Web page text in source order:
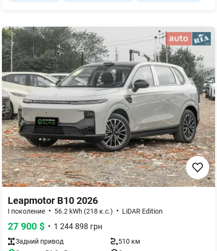
Leapmotor B10 2026
I поколение • 56.2 kWh (218 к.с.) • LiDAR Edition
27 900 $ • 1 244 898 грн
Задний привод
510 км